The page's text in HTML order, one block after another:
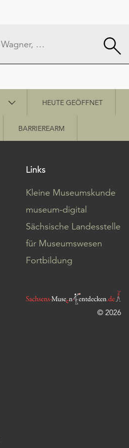
HEUTE GEÖFFNET
BARRIEREARM
Links
Kleine Museumskunde
museum-digital
Sächsische Landesstelle
für Museumswesen
Fortbildung
© 2026